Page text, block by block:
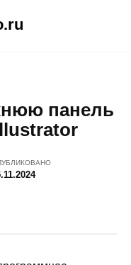
панель